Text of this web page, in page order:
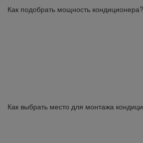
Как подобрать мощность кондиционера?
Как выбрать место для монтажа